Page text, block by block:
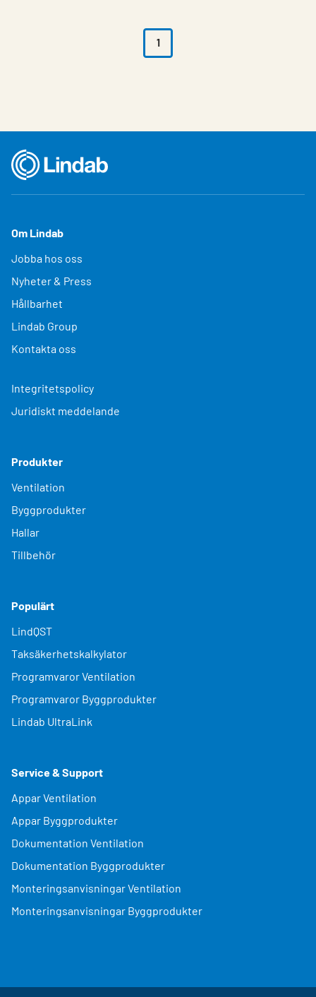
1
Om Lindab
Jobba hos oss
Nyheter & Press
Hållbarhet
Lindab Group
Kontakta oss
Integritetspolicy
Juridiskt meddelande
Produkter
Ventilation
Byggprodukter
Hallar
Tillbehör
Populärt
LindQST
Taksäkerhetskalkylator
Programvaror Ventilation
Programvaror Byggprodukter
Lindab UltraLink
Service & Support
Appar Ventilation
Appar Byggprodukter
Dokumentation Ventilation
Dokumentation Byggprodukter
Monteringsanvisningar Ventilation
Monteringsanvisningar Byggprodukter